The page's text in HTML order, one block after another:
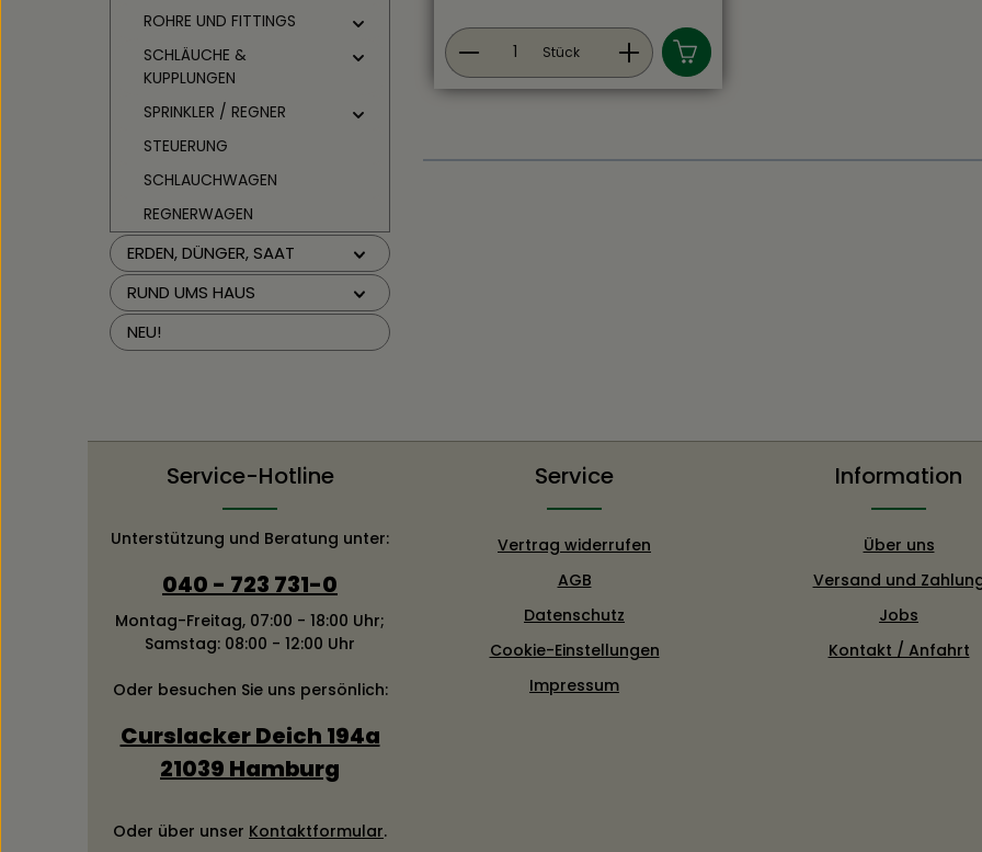
ROHRE UND FITTINGS
SCHLÄUCHE &
KUPPLUNGEN
SPRINKLER / REGNER
STEUERUNG
SCHLAUCHWAGEN
REGNERWAGEN
ERDEN, DÜNGER, SAAT
RUND UMS HAUS
NEU!
Produkt Anzahl: Gib den gewünschten
Stück
Service-Hotline
Unterstützung und Beratung unter:
040 - 723 731-0
Montag-Freitag, 07:00 - 18:00 Uhr;
Samstag: 08:00 - 12:00 Uhr
Oder besuchen Sie uns persönlich:
Curslacker Deich 194a
21039 Hamburg
Oder über unser Kontaktformular.
Service
Vertrag widerrufen
AGB
Datenschutz
Cookie-Einstellungen
Impressum
Information
Über uns
Versand und
Jobs
Kontakt / Anfahrt